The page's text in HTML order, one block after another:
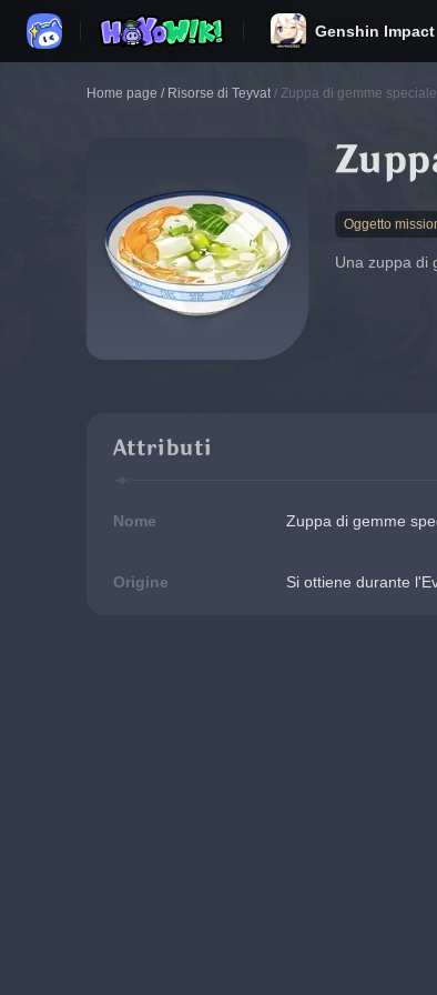
Genshin Impact
Home page / Risorse di Teyvat / Zuppa di gemme speciale
Oggetto
Una zuppa di
Attributi
Nome Zuppa di gemme
Origine Si ottiene durante